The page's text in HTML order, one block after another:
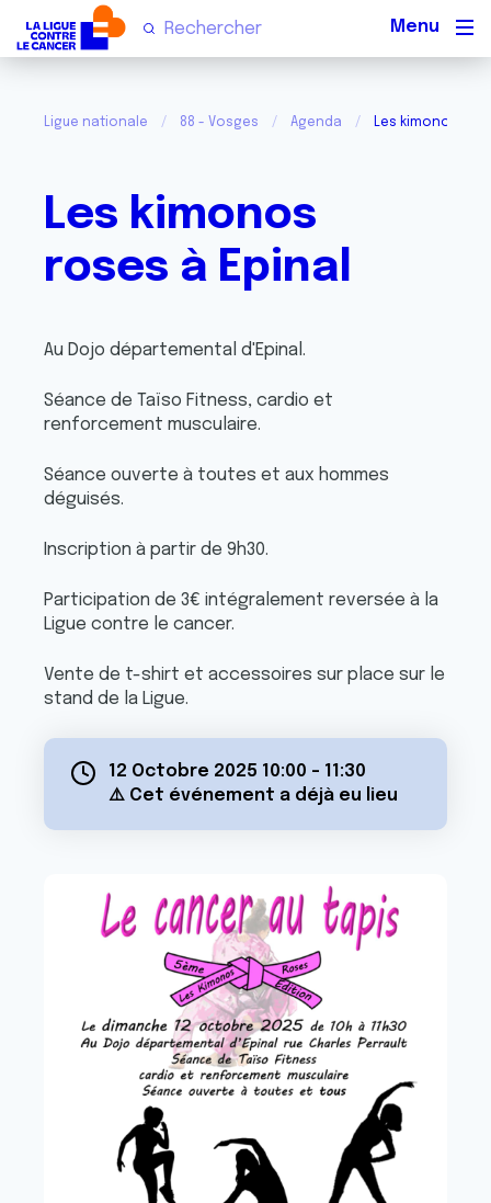
Ligue nationale 88 - Vosges Agenda Les kimonos
Les kimonos
roses à Epinal
Au Dojo départemental d'Epinal.
Séance de Taïso Fitness, cardio et
renforcement musculaire.
Séance ouverte à toutes et aux hommes
déguisés.
Inscription à partir de 9h30.
Participation de 3€ intégralement reversée à la
Ligue contre le cancer.
Vente de t-shirt et accessoires sur place sur le
stand de la Ligue.
12 Octobre 2025 10:00 - 11:30
⚠️ Cet événement a déjà eu lieu